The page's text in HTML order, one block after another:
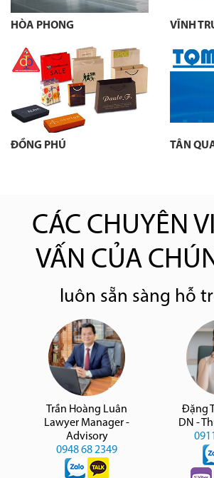
HÒA PHONG VĨNH
ĐỒNG PHÚ TÂN
CÁC CHUYÊN
VẤN CỦA
luôn sẵn sàng hỗ
Trần Hoàng Luân
Lawyer Manager -
Advisory
0948 68 2349
Đặng
DN -